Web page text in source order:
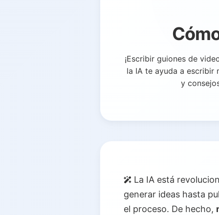
¡Escribir guiones de
la IA te ayuda a escribir
y
La IA está
generar ideas hasta
el proceso. De hecho,